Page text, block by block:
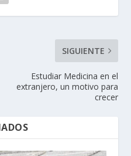
SIGUIENTE
Estudiar Medicina en el
extranjero, un motivo para
crecer